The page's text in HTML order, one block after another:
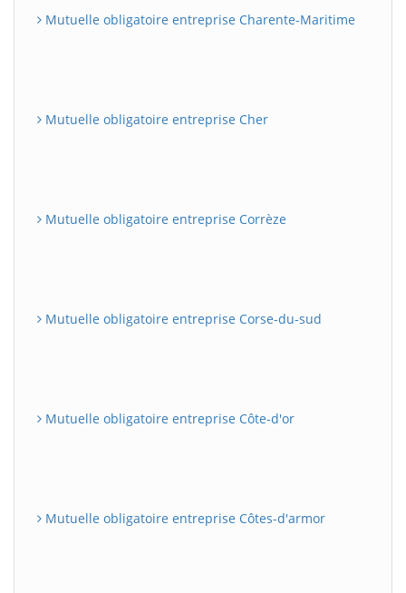
Mutuelle obligatoire entreprise Charente-Maritime
Mutuelle obligatoire entreprise Cher
Mutuelle obligatoire entreprise Corrèze
Mutuelle obligatoire entreprise Corse-du-sud
Mutuelle obligatoire entreprise Côte-d'or
Mutuelle obligatoire entreprise Côtes-d'armor